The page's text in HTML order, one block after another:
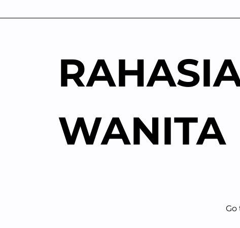
to
WANITA
Go